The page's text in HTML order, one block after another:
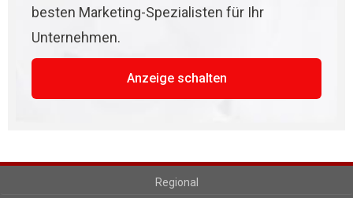
besten Marketing-Spezialisten für Ihr
Unternehmen.
Anzeige schalten
Regional